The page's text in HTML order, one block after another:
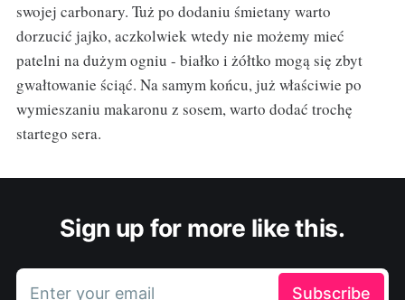
swojej carbonary. Tuż po dodaniu śmietany warto
dorzucić jajko, aczkolwiek wtedy nie możemy mieć
patelni na dużym ogniu - białko i żółtko mogą się zbyt
gwałtowanie ściąć. Na samym końcu, już właściwie po
wymieszaniu makaronu z sosem, warto dodać trochę
startego sera.
Sign up for more like this.
Enter your email Subscribe